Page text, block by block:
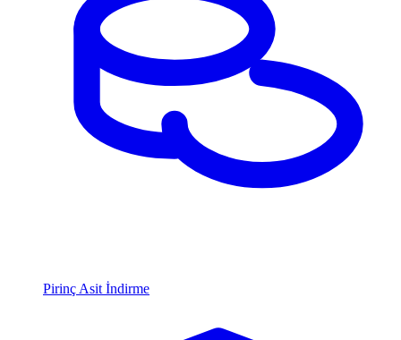
Pirinç Asit İndirme